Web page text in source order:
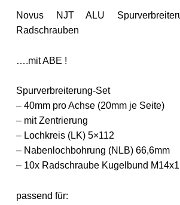
Novus NJT ALU
Radschrauben
….mit ABE !
Spurverbreiterung-Set
– 40mm pro Achse (20mm je Seite)
– mit Zentrierung
– Lochkreis (LK) 5×112
– Nabenlochbohrung (NLB) 66,6mm
– 10x Radschraube Kugelbund
passend für: